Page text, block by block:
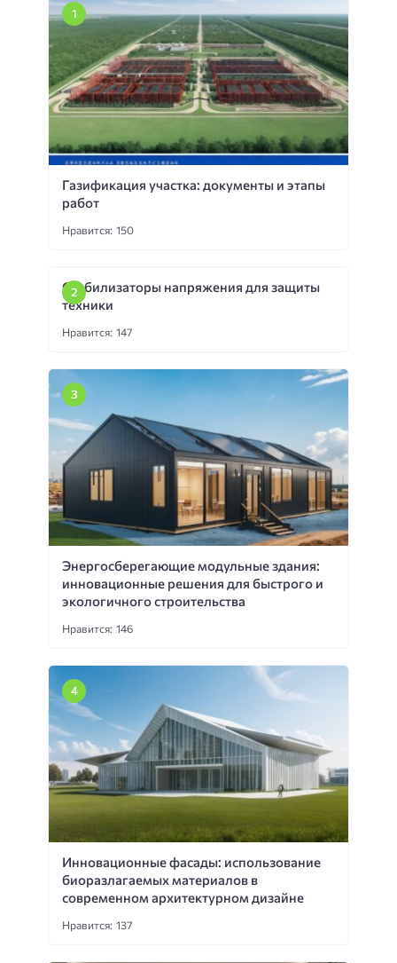
Газификация участка: документы и этапы
работ
Нравится: 150
Стабилизаторы напряжения для защиты
техники
Нравится: 147
Энергосберегающие модульные здания:
инновационные решения для быстрого и
экологичного строительства
Нравится: 146
Инновационные фасады: использование
биоразлагаемых материалов в
современном архитектурном дизайне
Нравится: 137